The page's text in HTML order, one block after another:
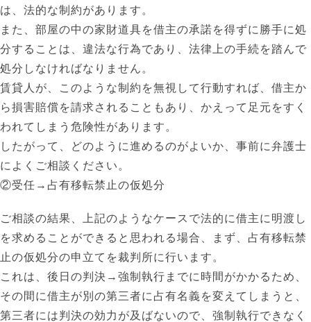
は、法的な制約があります。
また、部屋の中の家財道具を借主の承諾を得ずに勝手に処
分することは、違法な行為であり、法律上の手続を踏んで
処分しなければなりません。
賃貸人が、このような制約を無視して行動すれば、借主か
ら損害賠償を請求されることもあり、かえって足元をすく
われてしまう危険性があります。
したがって、どのように進めるのがよいか、事前に弁護士
によくご相談ください。
②受任→占有移転禁止の仮処分
ご相談の結果、上記のようなケースで法的に借主に明渡し
を求めることができると思われる場合、まず、占有移転禁
止の仮処分の申立てを裁判所に行います。
これは、後日の判決→強制執行までに時間がかかるため、
その間に借主が別の第三者に占有名義を変えてしまうと、
第三者には判決の効力が及ばないので、強制執行できなく